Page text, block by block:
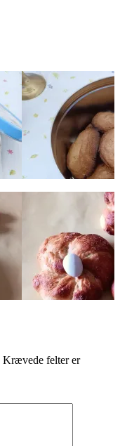
Krævede felter er